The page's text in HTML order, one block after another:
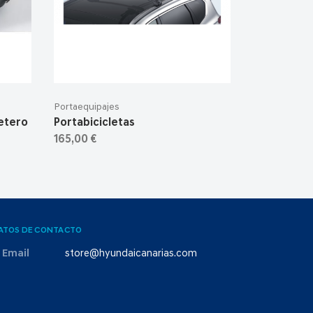
Portaequipajes
Portabicicletas
165,00 €
DE CONTACTO
Email store@hyundaicanarias.com